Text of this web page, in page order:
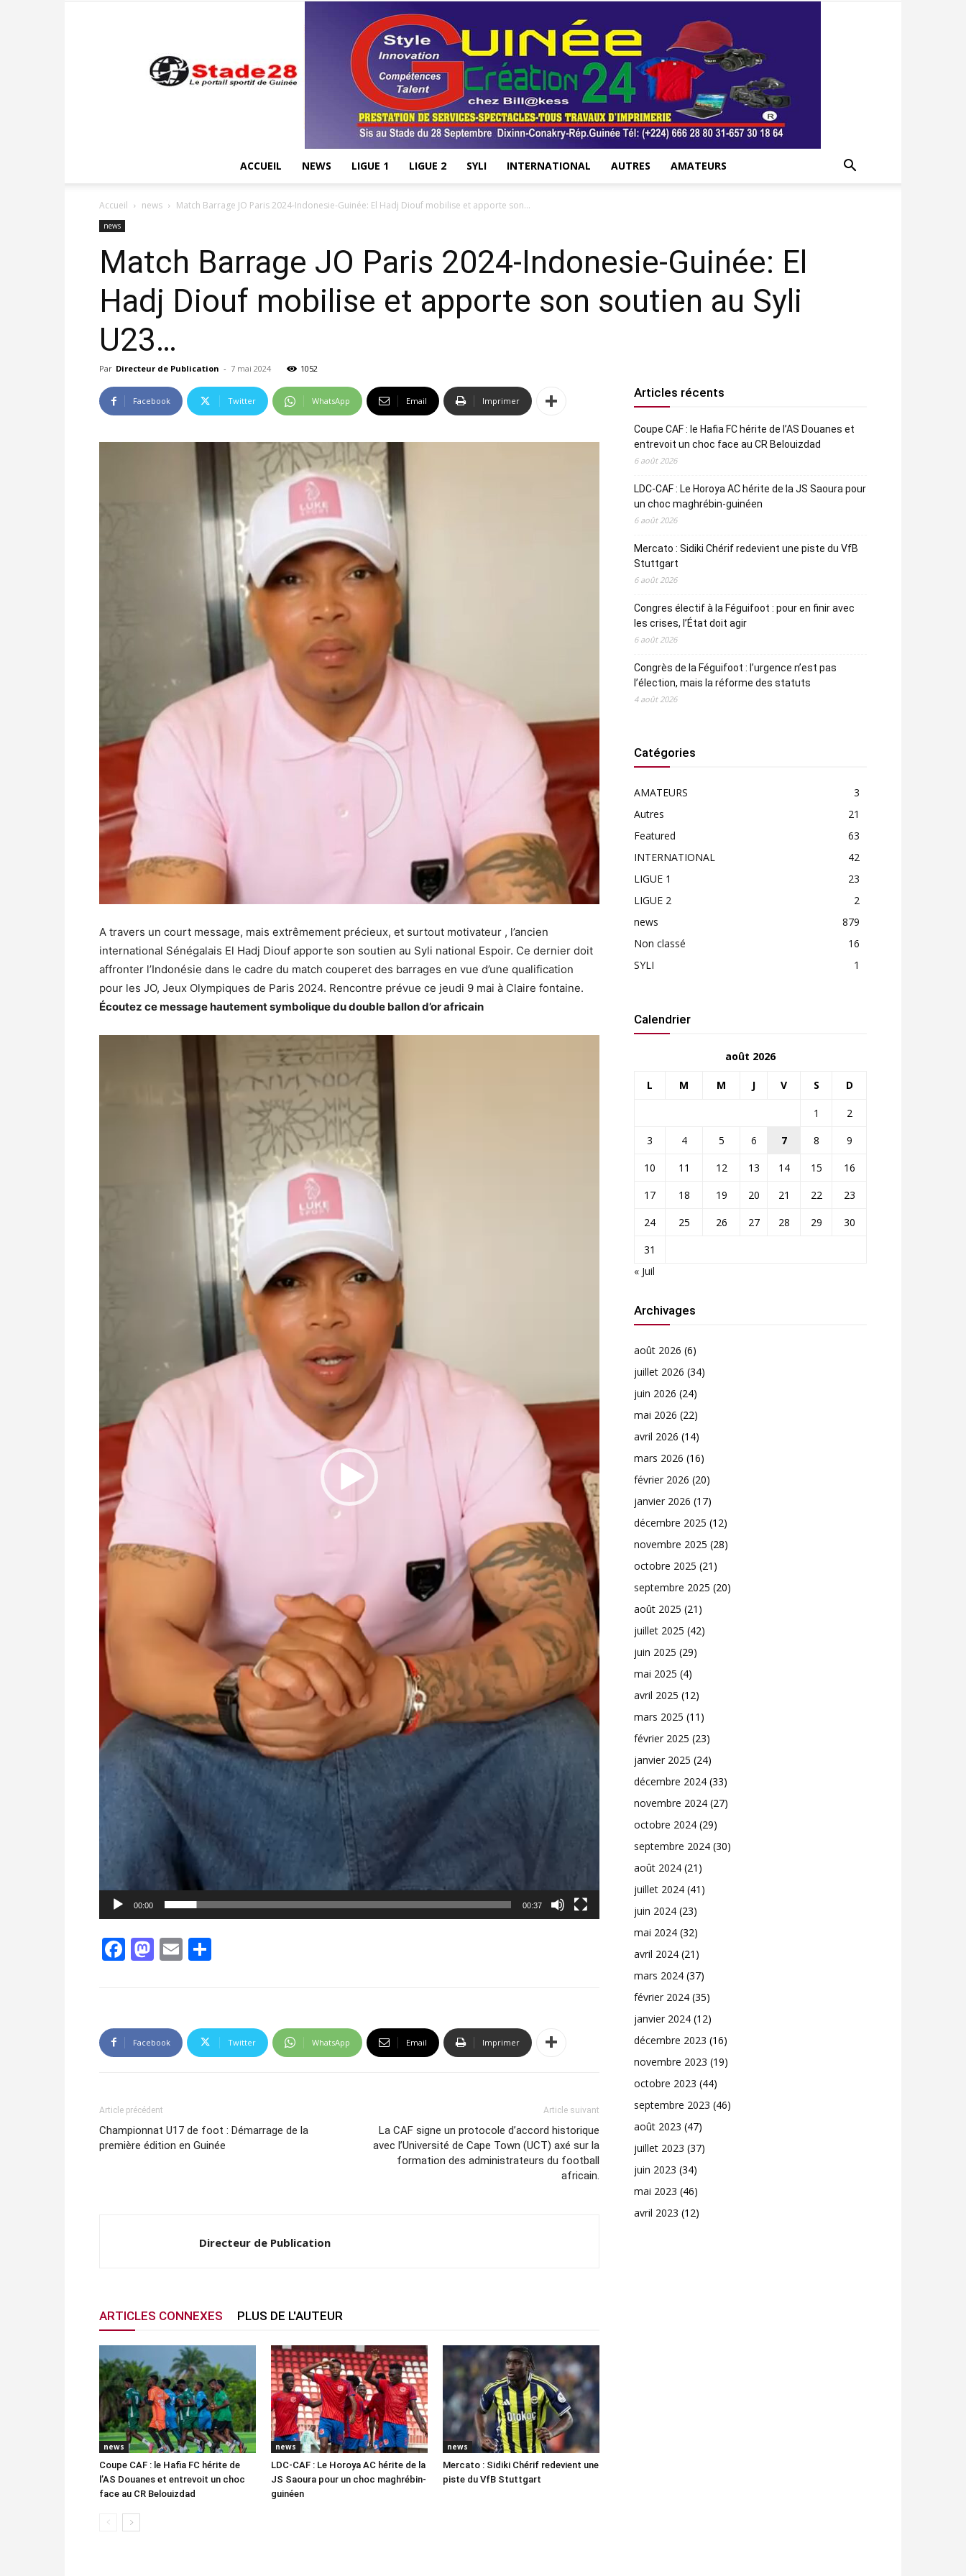
ACCUEIL NEWS LIGUE 1 LIGUE 2 SYLI INTERNATIONAL AUTRES AMATEURS
Accueil news Match Barrage JO Paris 2024-Indonesie-Guinée: El Hadj Diouf mobilise et apporte son...
news
Match Barrage JO Paris 2024-Indonesie-Guinée: El
Hadj Diouf mobilise et apporte son soutien au Syli
U23…
Par Directeur de Publication - 7 mai 2024 1052
Facebook Twitter WhatsApp Email Imprimer
A travers un court message, mais extrêmement précieux, et surtout motivateur , l’ancien
international Sénégalais El Hadj Diouf apporte son soutien au Syli national Espoir. Ce dernier doit
affronter l’Indonésie dans le cadre du match couperet des barrages en vue d’une qualification
pour les JO, Jeux Olympiques de Paris 2024. Rencontre prévue ce jeudi 9 mai à Claire fontaine.
Écoutez ce message hautement symbolique du double ballon d’or africain
00:00 00:37
Facebook
Mastodon
Email
Facebook Twitter WhatsApp Email Imprimer
Article précédent
Championnat U17 de foot : Démarrage de la
première édition en Guinée
Article suivant
La CAF signe un protocole d’accord historique
avec l’Université de Cape Town (UCT) axé sur la
formation des administrateurs du football
africain.
Directeur de Publication
ARTICLES CONNEXES PLUS DE L'AUTEUR
news
Coupe CAF : le Hafia FC hérite de
l’AS Douanes et entrevoit un choc
face au CR Belouizdad
news
LDC-CAF : Le Horoya AC hérite de la
JS Saoura pour un choc maghrébin-
guinéen
news
Mercato : Sidiki Chérif redevient une
piste du VfB Stuttgart
Articles récents
Coupe CAF : le Hafia FC hérite de l’AS Douanes et
entrevoit un choc face au CR Belouizdad
6 août 2026
LDC-CAF : Le Horoya AC hérite de la JS Saoura pour
un choc maghrébin-guinéen
6 août 2026
Mercato : Sidiki Chérif redevient une piste du VfB
Stuttgart
6 août 2026
Congres électif à la Féguifoot : pour en finir avec
les crises, l’État doit agir
6 août 2026
Congrès de la Féguifoot : l’urgence n’est pas
l’élection, mais la réforme des statuts
4 août 2026
Catégories
AMATEURS
3
Autres
21
Featured
63
INTERNATIONAL
42
LIGUE 1
23
LIGUE 2
2
news
879
Non classé
16
SYLI
1
Calendrier
août 2026
L M M J V S D
1
2
3
4 5 6 7 8
9
10
11 12 13 14 15
16
17
18 19 20 21 22
23
24
25 26 27 28 29
30
31
« Juil
Archivages
août 2026 (6)
juillet 2026 (34)
juin 2026 (24)
mai 2026 (22)
avril 2026 (14)
mars 2026 (16)
février 2026 (20)
janvier 2026 (17)
décembre 2025 (12)
novembre 2025 (28)
octobre 2025 (21)
septembre 2025 (20)
août 2025 (21)
juillet 2025 (42)
juin 2025 (29)
mai 2025 (4)
avril 2025 (12)
mars 2025 (11)
février 2025 (23)
janvier 2025 (24)
décembre 2024 (33)
novembre 2024 (27)
octobre 2024 (29)
septembre 2024 (30)
août 2024 (21)
juillet 2024 (41)
juin 2024 (23)
mai 2024 (32)
avril 2024 (21)
mars 2024 (37)
février 2024 (35)
janvier 2024 (12)
décembre 2023 (16)
novembre 2023 (19)
octobre 2023 (44)
septembre 2023 (46)
août 2023 (47)
juillet 2023 (37)
juin 2023 (34)
mai 2023 (46)
avril 2023 (12)